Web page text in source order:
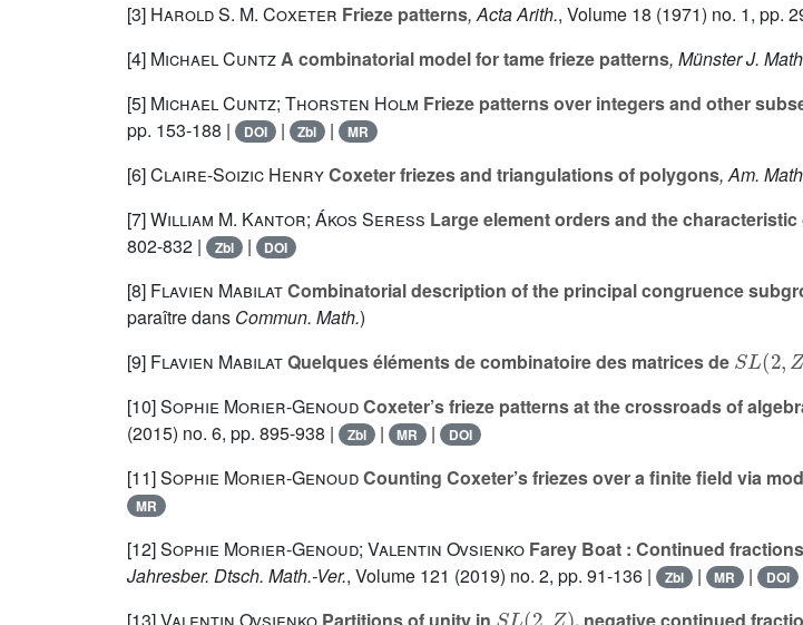
[3] Harold S. M. Coxeter Frieze patterns, Acta Arith., Volume 18 (1971) no. 1, pp.
[4] Michael CuntzA combinatorial model for tame frieze patterns, Münster J.
[5] Michael Cuntz; Thorsten Holm Frieze patterns over integers and other
pp. 153-188 |
DOI | Zbl | MR
[6]Claire-Soizic HenryCoxeter friezes and triangulations of polygons, Am.
[7]William M. Kantor; Ákos Seress Large element orders and the
802-832 |
Zbl | DOI
[8] Flavien MabilatCombinatorial description of the principal congruence
paraître dans Commun. Math.)
[9] Flavien MabilatQuelques éléments de combinatoire des matrices de
(
[10]Sophie Morier-GenoudCoxeter’s frieze patterns at the crossroads of
(2015) no. 6, pp. 895-938 |
Zbl | MR | DOI
[11]Sophie Morier-GenoudCounting Coxeter’s friezes over a finite field via
MR
[12]Sophie Morier-Genoud; Valentin Ovsienko Farey Boat : Continued
Jahresber. Dtsch. Math.-Ver., Volume 121 (2019) no. 2, pp. 91-136 | Zbl | MR | DOI
(